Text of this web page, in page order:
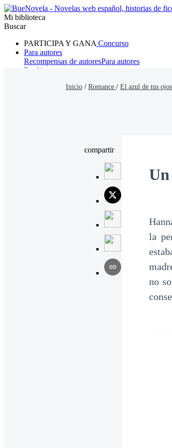
Mi biblioteca
Buscar
PARTICIPA Y GANA Concurso
Para autores
Recompensas de autoresPara autores
Ranking
Inicio / Romance / El azul de tus
compartir
Un
la
no